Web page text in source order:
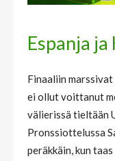
Espanja
Finaaliin
ei ollut voittanut
välierissä tieltään
Pronssiottelussa
peräkkäin, kun